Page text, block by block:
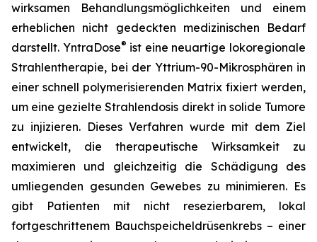
wirksamen Behandlungsmöglichkeiten und einem
erheblichen nicht gedeckten medizinischen Bedarf
darstellt. YntraDose® ist eine neuartige lokoregionale
Strahlentherapie, bei der Yttrium-90-Mikrosphären in
einer schnell polymerisierenden Matrix fixiert werden,
um eine gezielte Strahlendosis direkt in solide Tumore
zu injizieren. Dieses Verfahren wurde mit dem Ziel
entwickelt, die therapeutische Wirksamkeit zu
maximieren und gleichzeitig die Schädigung des
umliegenden gesunden Gewebes zu minimieren. Es
gibt Patienten mit nicht resezierbarem, lokal
fortgeschrittenem Bauchspeicheldrüsenkrebs – einer